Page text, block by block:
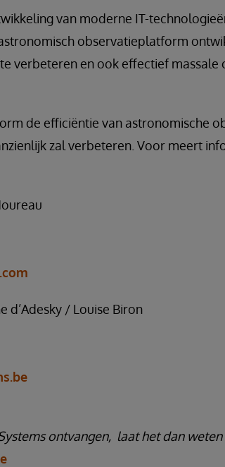
van moderne IT-
observatieplatform
verbeteren en ook effectief massale
de efficiëntie van astronomische
zal verbeteren. Voor meert
d’Adesky / Louise Biron
ontvangen, laat het dan weten